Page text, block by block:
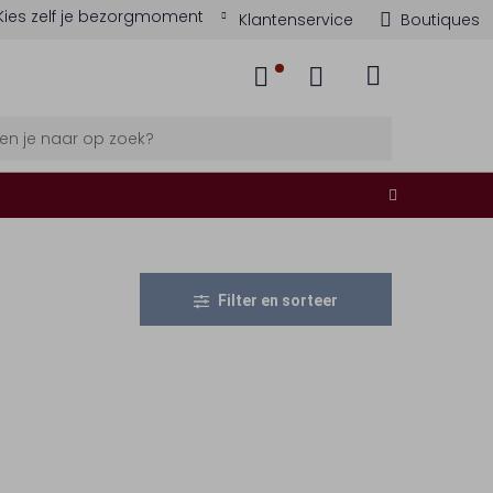
zelf je bezorgmoment Klantenservice Boutiques
Filter en sorteer